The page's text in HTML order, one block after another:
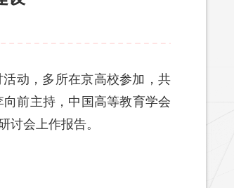
动，多所在京高校参加，共
前主持，中国高等教育学会
讨会上作报告。